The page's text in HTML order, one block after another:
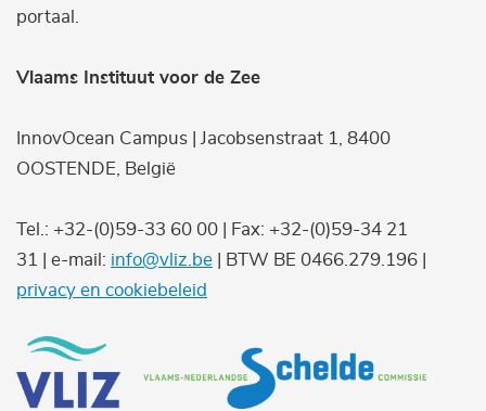
portaal.
Vlaams Instituut voor de Zee
InnovOcean Campus | Jacobsenstraat 1, 8400
OOSTENDE, België
Tel.: +32-(0)59-33 60 00 | Fax: +32-(0)59-34 21
31 | e-mail: info@vliz.be | BTW BE 0466.279.196 |
privacy en cookiebeleid